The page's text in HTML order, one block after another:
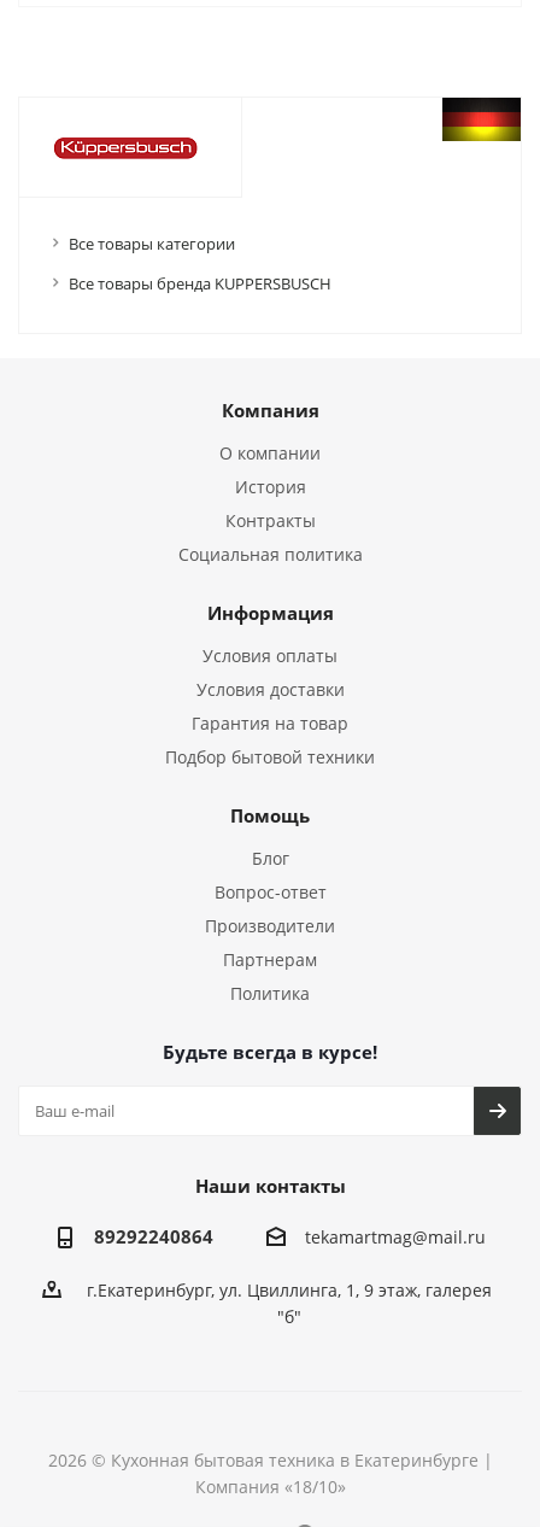
Все товары категории
Все товары бренда KUPPERSBUSCH
Компания
О компании
История
Контракты
Социальная политика
Информация
Условия оплаты
Условия доставки
Гарантия на товар
Подбор бытовой техники
Помощь
Блог
Вопрос-ответ
Производители
Партнерам
Политика
Будьте всегда в курсе!
Наши контакты
89292240864 tekamartmag@mail.ru
г.Екатеринбург, ул. Цвиллинга, 1, 9 этаж, галерея
"б"
2026 © Кухонная бытовая техника в Екатеринбурге |
Компания «18/10»